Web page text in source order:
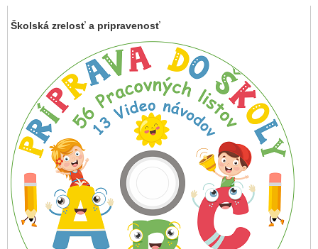
Školská zrelosť a pripravenosť